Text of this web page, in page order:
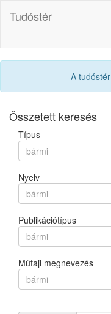
Tudóstér
A tudóstér
Összetett keresés
Típus
bármi
Nyelv
bármi
Publikációtípus
bármi
Műfaji megnevezés
bármi